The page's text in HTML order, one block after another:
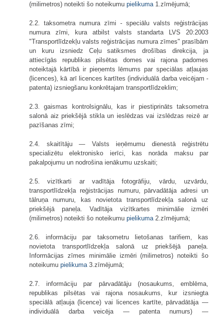
(milimetros) noteikti šo noteikumu pielikuma1.zīmējumā;
2.2. taksometra numura zīmi - speciālu valsts reģistrācijas
numura zīmi, kura atbilst valsts standarta LVS 20:2003
"Transportlīdzekļu valsts reģistrācijas numura zīmes" prasībām
un kuru izsniedz Ceļu satiksmes drošības direkcija, ja
attiecīgās republikas pilsētas domes vai rajona padomes
noteiktajā kārtībā ir pieņemts lēmums par speciālas atļaujas
(licences), kā arī licences kartītes (individuālā darba veicējam -
patenta) izsniegšanu konkrētajam transportlīdzeklim;
2.3. gaismas kontrolsignālu, kas ir piestiprināts taksometra
salonā aiz priekšējā stikla un ieslēdzas vai izslēdzas reizē ar
pazīšanas zīmi;
2.4. skaitītāju — Valsts ieņēmumu dienestā reģistrētu
specializētu elektronisko ierīci, kas norāda maksu par
pakalpojumu un nodrošina ienākumu uzskaiti;
2.5. vizītkarti ar vadītāja fotogrāfiju, vārdu, uzvārdu,
transportlīdzekļa reģistrācijas numuru, pārvadātāja adresi un
tālruņa numuru, kas novietota transportlīdzekļa salonā uz
priekšējā paneļa. Vadītāja vizītkartes minimālie izmēri
(milimetros) noteikti šo noteikumu pielikuma2.zīmējumā;
2.6. informāciju par taksometru lietošanas tarifiem, kas
novietota transportlīdzekļa salonā uz priekšējā paneļa.
Informācijas zīmes minimālie izmēri (milimetros) noteikti šo
noteikumu pielikuma3.zīmējumā;
2.7. informāciju par pārvadātāju (nosaukums, emblēma,
republikas pilsētas vai rajona nosaukums, kur izsniegta
speciālā atļauja (licence) vai licences kartīte, pārvadātāja —
individuālā darba veicēja — patenta numurs) —